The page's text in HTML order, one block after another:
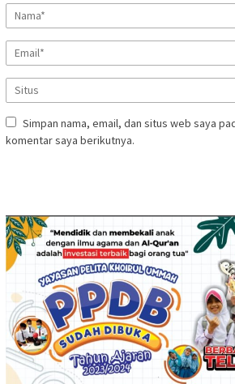
Simpan nama, email, dan situs web saya
komentar saya berikutnya.